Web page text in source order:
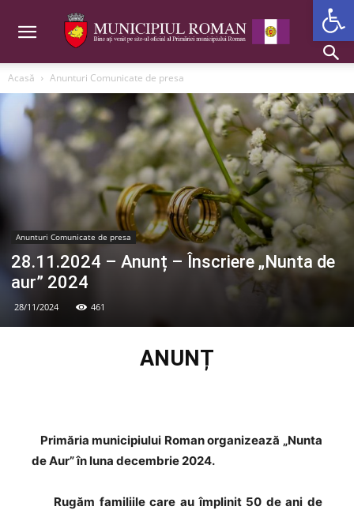
Acasă Anunturi Comunicate de presa
Anunturi Comunicate de presa
28.11.2024 – Anunț – Înscriere „Nunta de
aur” 2024
28/11/2024 461
ANUNȚ
Primăria municipiului Roman organizează „Nunta
de Aur” în luna decembrie 2024.
Rugăm familiile care au împlinit 50 de ani de